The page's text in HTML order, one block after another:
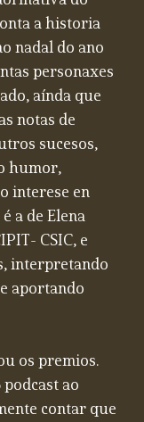
a historia
nadal do ano
personaxes
aínda que
notas de
sucesos,
humor,
interese en
a de Elena
CSIC, e
interpretando
aportando
os premios.
ao
contar que